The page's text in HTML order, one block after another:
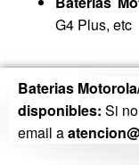
G4 Plus, etc
Baterias
disponibles: Si
email a